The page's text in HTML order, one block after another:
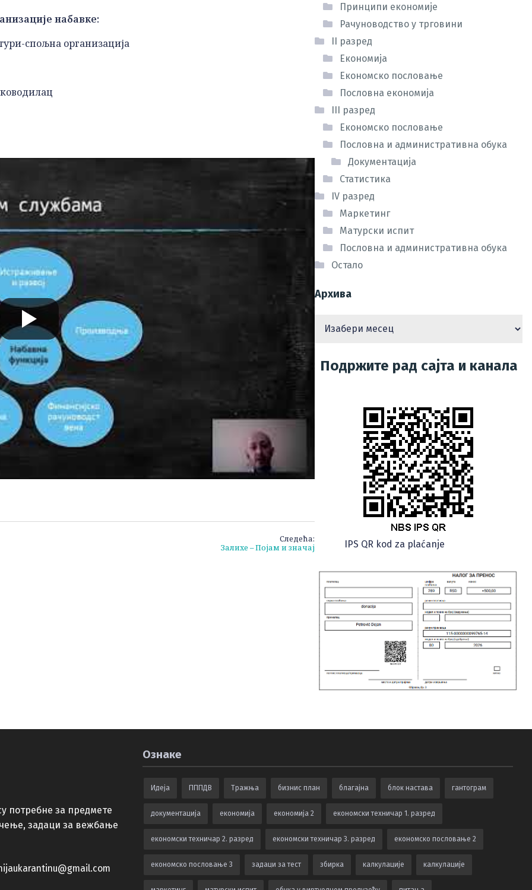
набавке:
спољна организација
Следећа:
Залихе – Појам и значај
Принципи економије
Рачуноводство у трговини
II разред
Економија
Економско пословање
Пословна економија
III разред
Економско пословање
Пословна и административна обука
Документација
Статистика
IV разред
Маркетинг
Матурски испит
Пословна и административна обука
Остало
Архива
Подржите рад сајта и канала
IPS QR kod za plaćanje
потребне за предмете
задаци за вежбање
Ознаке
Идеја ПППДВ Тражња бизнис план благајна блок настава гантограм
документација економија економија 2 економски техничар 1. разред
економски техничар 2. разред економски техничар 3. разред економско пословање 2
економско пословање 3 задаци за тест збирка калкулацијe калкулације